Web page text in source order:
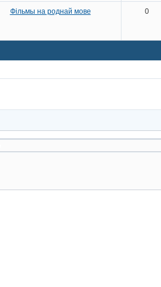
Фільмы на роднай мове 0